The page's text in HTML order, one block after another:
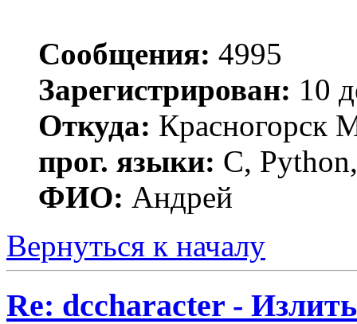
Сообщения: 4995
Зарегистрирован: 10
Откуда: Красногорск
прог. языки: C,
ФИО: Андрей
Вернуться к началу
Re: dccharacter -